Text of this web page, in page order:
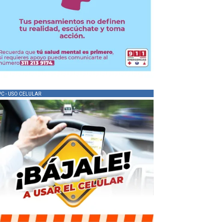
- USO CELULAR